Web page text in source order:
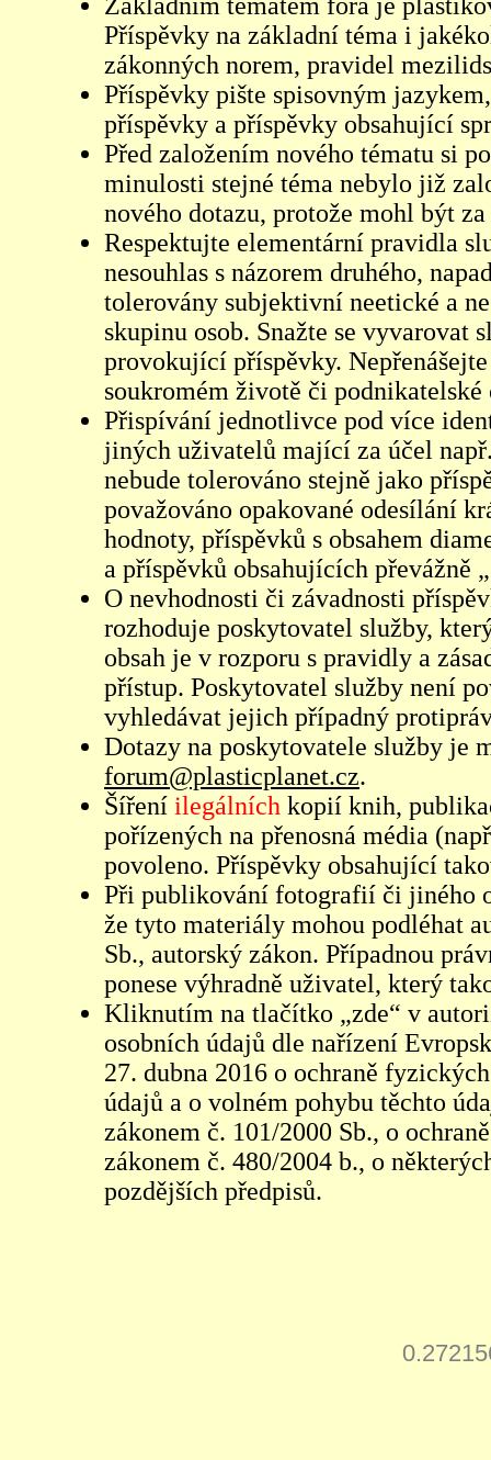
Příspěvky na základní téma i
zákonných norem, pravidel
Příspěvky pište spisovným
příspěvky a příspěvky obsahující
Před založením nového tématu si
minulosti stejné téma nebylo již
nového dotazu, protože mohl být
Respektujte elementární pravidla
nesouhlas s názorem druhého,
tolerovány subjektivní neetické a
skupinu osob. Snažte se vyvarovat
provokující příspěvky.
soukromém životě či podnikatelské
Přispívání jednotlivce pod více
jiných uživatelů mající za účel
nebude tolerováno stejně jako
považováno opakované odesílání
hodnoty, příspěvků s obsahem
a příspěvků obsahujících převážně
O nevhodnosti či závadnosti
rozhoduje poskytovatel služby,
obsah je v rozporu s pravidly a
přístup. Poskytovatel služby není
vyhledávat jejich případný
Dotazy na poskytovatele služby je
forum@plasticplanet.cz.
Šíření ilegálních kopií knih,
pořízených na přenosná média
povoleno. Příspěvky obsahující
Při publikování fotografií či jiného
že tyto materiály mohou podléhat
Sb., autorský zákon. Případnou
ponese výhradně uživatel, který
Kliknutím na tlačítko „zde“ v
osobních údajů dle nařízení
27. dubna 2016 o ochraně
údajů a o volném pohybu těchto
zákonem č. 101/2000 Sb., o
zákonem č. 480/2004 b., o
pozdějších předpisů.